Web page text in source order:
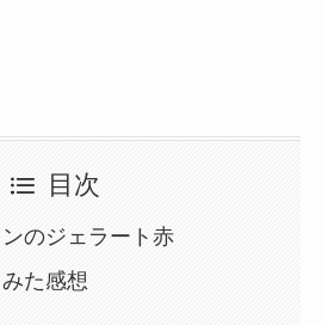
目次
のジェラート赤
た感想